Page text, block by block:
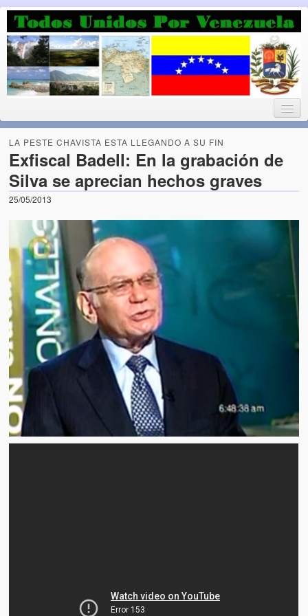
Luchando por la Democracia
Fuera el chavismo, la peor peste que le ha caido a esta tierra
Home
Todos Unidos por Venezuela te da la bienvenida a éste nuestro
Blog. (Todos Unidos por Venezuela welcomes you to our Blog)
Acerca de este blog (About this Blog)
Artículos
El Tipo y los Rojos en Los Teques (The Jerk and the Reds in
Teques)
Hablé con Chavistas (I spoke with chavistas)
La burla del Chavez “tan amante de los niños” (The mockery of
Chavez “such a children lover”)
Victimas del 11 de abril de 2002
LA PESTE CHAVISTA ESTA LLEGANDO A SU FIN
Exfiscal Badell: En la grabación de
Silva se aprecian hechos graves
25/05/2013